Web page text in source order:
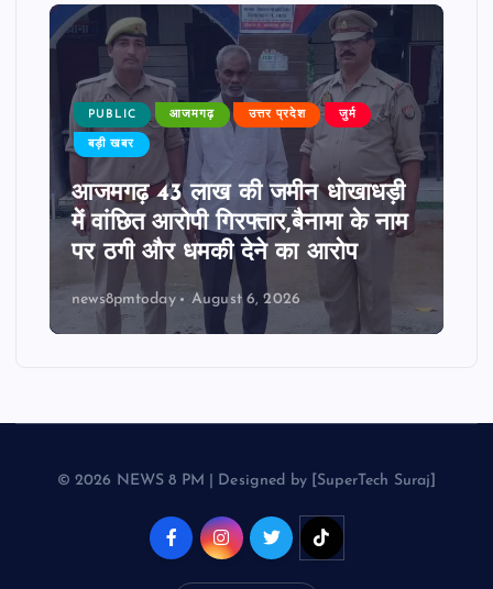
PUBLIC आजमगढ़ उत्तर प्रदेश जुर्म
बड़ी खबर
आजमगढ़ 43 लाख की जमीन धोखाधड़ी
में वांछित आरोपी गिरफ्तार,बैनामा के नाम
पर ठगी और धमकी देने का आरोप
news8pmtoday August 6, 2026
© 2026 NEWS 8 PM | Designed by [SuperTech Suraj]